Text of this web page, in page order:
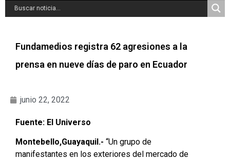
Fundamedios registra 62 agresiones a la
prensa en nueve días de paro en Ecuador
junio 22, 2022
Fuente: El Universo
Montebello,Guayaquil.- “Un grupo de
manifestantes en los exteriores del mercado de